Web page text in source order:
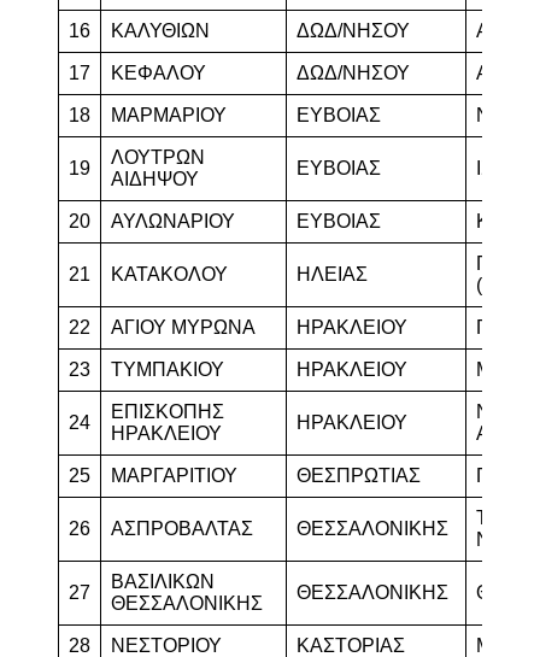
16 ΚΑΛΥΘΙΩΝ ΔΩΔ/ΝΗΣΟΥ
17 ΚΕΦΑΛΟΥ ΔΩΔ/ΝΗΣΟΥ
18 ΜΑΡΜΑΡΙΟΥ ΕΥΒΟΙΑΣ ΝΕΩΝ
19
ΛΟΥΤΡΩΝ
ΑΙΔΗΨΟΥ
ΕΥΒΟΙΑΣ
20 ΑΥΛΩΝΑΡΙΟΥ ΕΥΒΟΙΑΣ
21 ΚΑΤΑΚΟΛΟΥ ΗΛΕΙΑΣ
(Κ.Κ.)
22 AΓΙΟΥ ΜΥΡΩΝΑ ΗΡΑΚΛΕΙΟΥ
23 ΤΥΜΠΑΚΙΟΥ ΗΡΑΚΛΕΙΟΥ
24
ΕΠΙΣΚΟΠΗΣ
ΗΡΑΚΛΕΙΟΥ
ΗΡΑΚΛΕΙΟΥ
ΝΕΑΣ
25 ΜΑΡΓΑΡΙΤΙΟΥ ΘΕΣΠΡΩΤΙΑΣ
26 ΑΣΠΡΟΒΑΛΤΑΣ ΘΕΣΣΑΛΟΝΙΚΗΣ
ΤΑΧ.
ΝΕΩΝ
27
ΒΑΣΙΛΙΚΩΝ
ΘΕΣΣΑΛΟΝΙΚΗΣ
ΘΕΣΣΑΛΟΝΙΚΗΣ
28 ΝΕΣΤΟΡΙΟΥ ΚΑΣΤΟΡΙΑΣ